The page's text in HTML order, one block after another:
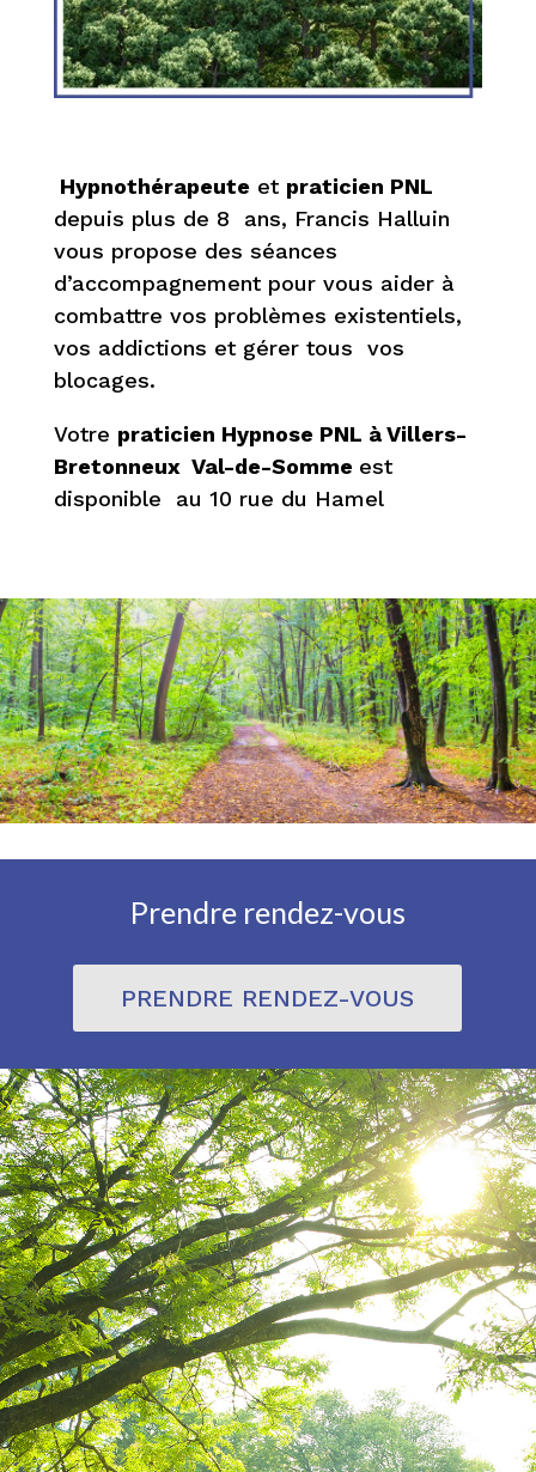
Hypnothérapeute et praticien PNL
depuis plus de 8 ans, Francis Halluin
vous propose des séances
d’accompagnement pour vous aider à
combattre vos problèmes existentiels,
vos addictions et gérer tous vos
blocages.
Votre praticien Hypnose PNL à Villers-
Bretonneux Val-de-Somme est
disponible au 10 rue du Hamel
Prendre rendez-vous
PRENDRE RENDEZ-VOUS